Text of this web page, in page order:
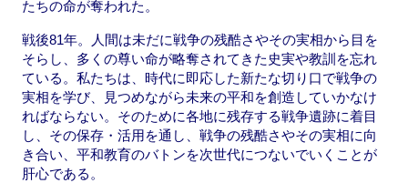
たちの命が奪われた。
戦後81年。人間は未だに戦争の残酷さやその実相から目を
そらし、多くの尊い命が略奪されてきた史実や教訓を忘れ
ている。私たちは、時代に即応した新たな切り口で戦争の
実相を学び、見つめながら未来の平和を創造していかなけ
ればならない。そのために各地に残存する戦争遺跡に着目
し、その保存・活用を通し、戦争の残酷さやその実相に向
き合い、平和教育のバトンを次世代につないでいくことが
肝心である。